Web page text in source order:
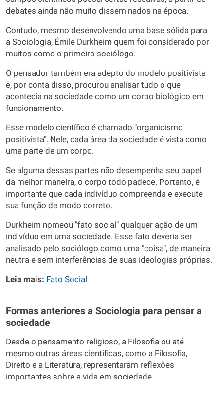
debates ainda não muito disseminados na época.
Contudo, mesmo desenvolvendo uma base sólida para
a Sociologia, Émile Durkheim quem foi considerado por
muitos como o primeiro sociólogo.
O pensador também era adepto do modelo positivista
e, por conta disso, procurou analisar tudo o que
acontecia na sociedade como um corpo biológico em
funcionamento.
Esse modelo científico é chamado "organicismo
positivista". Nele, cada área da sociedade é vista como
uma parte de um corpo.
Se alguma dessas partes não desempenha seu papel
da melhor maneira, o corpo todo padece. Portanto, é
importante que cada indivíduo compreenda e execute
sua função de modo correto.
Durkheim nomeou "fato social" qualquer ação de um
indivíduo em uma sociedade. Esse fato deveria ser
analisado pelo sociólogo como uma "coisa", de maneira
neutra e sem interferências de suas ideologias próprias.
Leia mais: Fato Social
Formas anteriores a Sociologia para pensar a
sociedade
Desde o pensamento religioso, a Filosofia ou até
mesmo outras áreas científicas, como a Filosofia,
Direito e a Literatura, representaram reflexões
importantes sobre a vida em sociedade.